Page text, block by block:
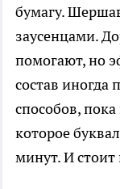
бумагу.
заусенцами.
помогают, но
состав иногда
способов,
которое
минут. И стоит